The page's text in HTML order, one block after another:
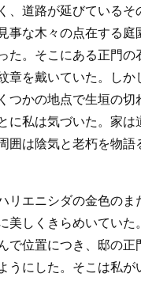
、道路が延びているそ
事な木々の点在する庭
た。そこにある正門の
章を戴いていた。しか
つかの地点で生垣の切
に私は気づいた。家は
囲は陰気と老朽を物語
リエニシダの金色のま
美しくきらめいていた
で位置につき、邸の正
うにした。そこは私が